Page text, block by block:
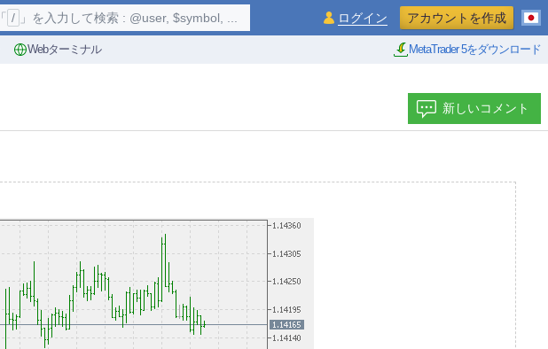
Webターミナル MetaTrader 5をダウンロード
「 / 」を入力して検索 : @user, $symbol, ... ログイン アカウントを作成
新しいコメント